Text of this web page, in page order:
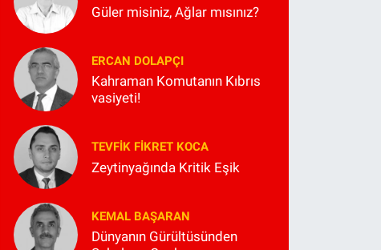
Güler misiniz, Ağlar mısınız?
ERCAN DOLAPÇI
Kahraman Komutanın Kıbrıs
vasiyeti!
TEVFIK FIKRET KOCA
Zeytinyağında Kritik Eşik
KEMAL BAŞARAN
Dünyanın Gürültüsünden